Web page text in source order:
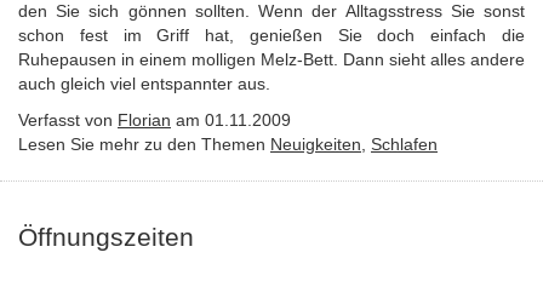
den Sie sich gönnen sollten. Wenn der Alltagsstress Sie sonst
schon fest im Griff hat, genießen Sie doch einfach die
Ruhepausen in einem molligen Melz-Bett. Dann sieht alles andere
auch gleich viel entspannter aus.
Verfasst von Florian am 01.11.2009
Lesen Sie mehr zu den Themen Neuigkeiten, Schlafen
Öffnungszeiten